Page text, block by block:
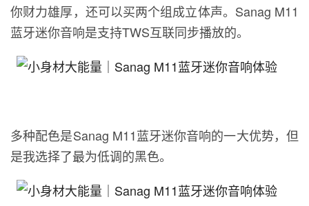
你财力雄厚，还可以买两个组成立体声。Sanag M11
蓝牙迷你音响是支持TWS互联同步播放的。
多种配色是Sanag M11蓝牙迷你音响的一大优势，但
是我选择了最为低调的黑色。